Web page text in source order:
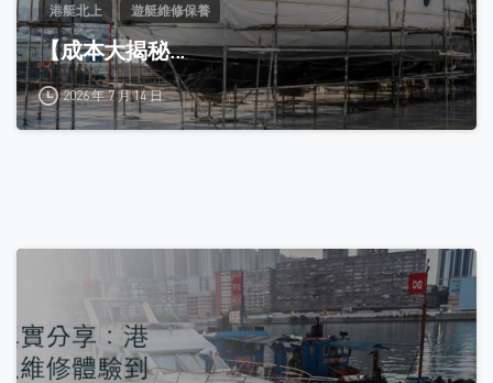
港艇北上 遊艇維修保養
【成本大揭秘...
2026 年 7 月 14 日
0